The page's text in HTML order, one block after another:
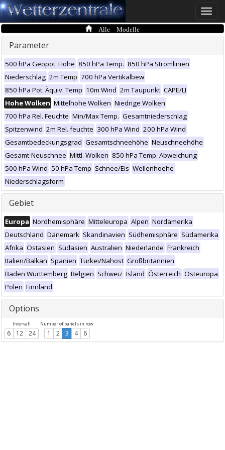
Toggle
Alle Modelle
Parameter
500 hPa Geopot. Höhe 850 hPa Temp. 850 hPa Stromlinien
Niederschlag 2m Temp 700 hPa Vertikalbew
850 hPa Pot. Äquiv. Temp 10m Wind 2m Taupunkt CAPE/LI
Hohe Wolken Mittelhohe Wolken Niedrige Wolken
700 hPa Rel. Feuchte Min/Max Temp. Gesamtniederschlag
Spitzenwind 2m Rel. feuchte 300 hPa Wind 200 hPa Wind
Gesamtbedeckungsgrad Gesamtschneehöhe Neuschneehöhe
Gesamt-Neuschnee Mittl. Wolken 850 hPa Temp. Abweichung
500 hPa Wind 50 hPa Temp Schnee/Eis Wellenhoehe
Niederschlagsform
Gebiet
Europa Nordhemisphäre Mitteleuropa Alpen Nordamerika
Deutschland Dänemark Skandinavien Südhemisphäre Südamerika
Afrika Ostasien Südasien Australien Niederlande Frankreich
Italien/Balkan Spanien Türkei/Nahost Großbritannien
Baden Württemberg Belgien Schweiz Island Österreich Osteuropa
Polen Finnland
Options
Intervall
6 12 24
Number of panels in row
1 2 3 4 6